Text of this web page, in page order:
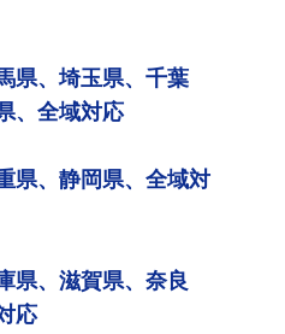
県、埼玉県、千葉
、全域対応
県、静岡県、全域対
県、滋賀県、奈良
応